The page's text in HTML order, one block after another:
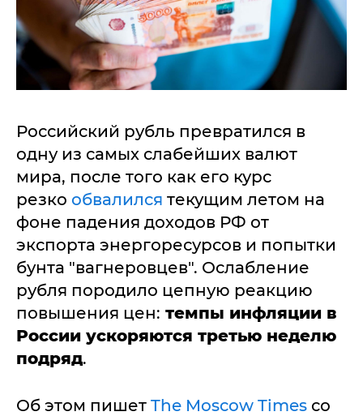
Российский рубль превратился в
одну из самых слабейших валют
мира, после того как его курс
резко обвалился текущим летом на
фоне падения доходов РФ от
экспорта энергоресурсов и попытки
бунта "вагнеровцев". Ослабление
рубля породило цепную реакцию
повышения цен: темпы инфляции в
России ускоряются третью неделю
подряд.
Об этом пишет The Moscow Times со